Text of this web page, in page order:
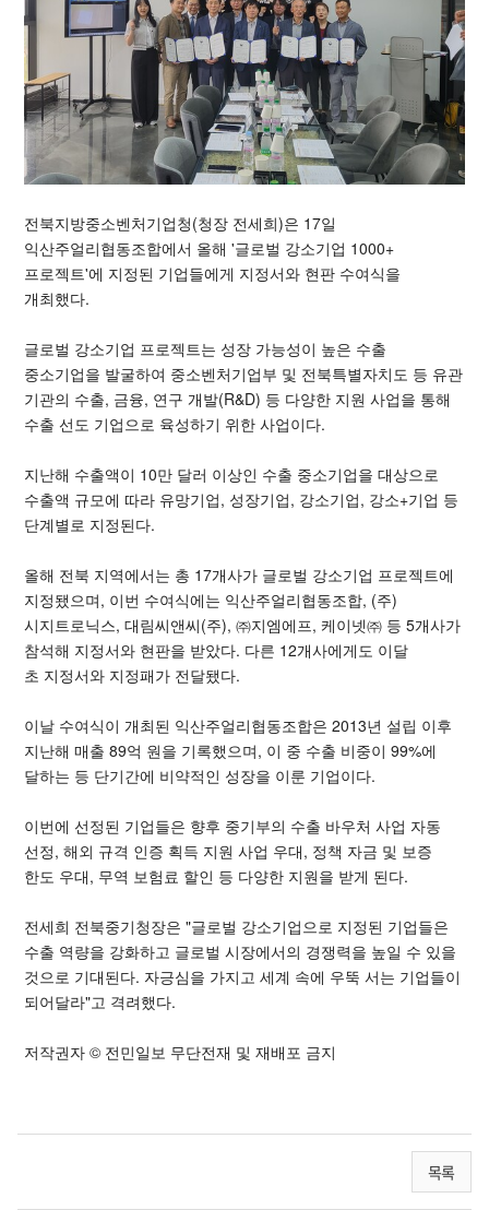
전북지방중소벤처기업청(청장 전세희)은 17일
익산주얼리협동조합에서 올해 '글로벌 강소기업 1000+
프로젝트'에 지정된 기업들에게 지정서와 현판 수여식을
개최했다.
글로벌 강소기업 프로젝트는 성장 가능성이 높은 수출
중소기업을 발굴하여 중소벤처기업부 및 전북특별자치도 등 유관
기관의 수출, 금융, 연구 개발(R&D) 등 다양한 지원 사업을 통해
수출 선도 기업으로 육성하기 위한 사업이다.
지난해 수출액이 10만 달러 이상인 수출 중소기업을 대상으로
수출액 규모에 따라 유망기업, 성장기업, 강소기업, 강소+기업 등
단계별로 지정된다.
올해 전북 지역에서는 총 17개사가 글로벌 강소기업 프로젝트에
지정됐으며, 이번 수여식에는 익산주얼리협동조합, (주)
시지트로닉스, 대림씨앤씨(주), ㈜지엠에프, 케이넷㈜ 등 5개사가
참석해 지정서와 현판을 받았다. 다른 12개사에게도 이달
초 지정서와 지정패가 전달됐다.
이날 수여식이 개최된 익산주얼리협동조합은 2013년 설립 이후
지난해 매출 89억 원을 기록했으며, 이 중 수출 비중이 99%에
달하는 등 단기간에 비약적인 성장을 이룬 기업이다.
이번에 선정된 기업들은 향후 중기부의 수출 바우처 사업 자동
선정, 해외 규격 인증 획득 지원 사업 우대, 정책 자금 및 보증
한도 우대, 무역 보험료 할인 등 다양한 지원을 받게 된다.
전세희 전북중기청장은 "글로벌 강소기업으로 지정된 기업들은
수출 역량을 강화하고 글로벌 시장에서의 경쟁력을 높일 수 있을
것으로 기대된다. 자긍심을 가지고 세계 속에 우뚝 서는 기업들이
되어달라"고 격려했다.
저작권자 © 전민일보 무단전재 및 재배포 금지
목록